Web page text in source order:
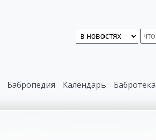
Бабропедия Календарь Бабротека